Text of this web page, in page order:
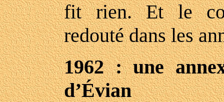
fit rien. Et le
redouté dans les
1962 : une
d’Évian